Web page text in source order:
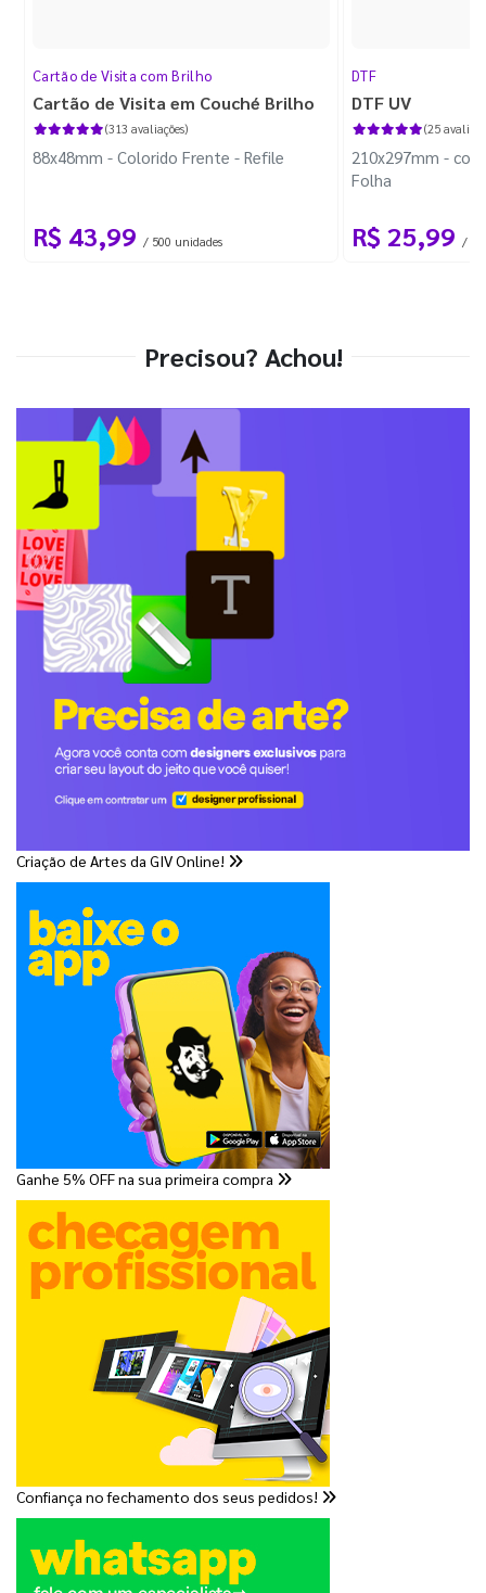
Cartão de Visita com Brilho
Cartão de Visita em Couché Brilho
(313 avaliações)
88x48mm - Colorido Frente - Refile
R$ 43,99 / 500 unidades
DTF
DTF UV
(25
210x297mm -
Folha
R$ 25,99 / 1
Precisou? Achou!
Criação de Artes da GIV Online!
Ganhe 5% OFF na sua primeira compra
Confiança no fechamento dos seus pedidos!